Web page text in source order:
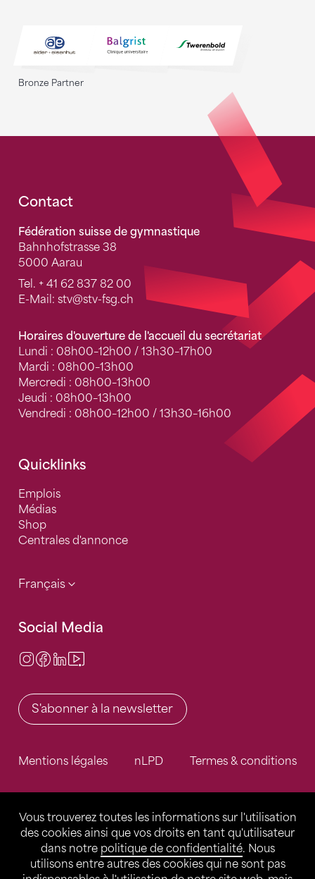
Vous trouverez toutes les informations sur l'utilisation
des cookies ainsi que vos droits en tant qu'utilisateur
dans notre politique de confidentialité. Nous
utilisons entre autres des cookies qui ne sont pas
Bronze Partner
Fusszeile
Contact
Fédération suisse de gymnastique
Bahnhofstrasse 38
5000 Aarau
Tel. + 41 62 837 82 00
E-Mail: stv@stv-fsg.ch
Horaires d'ouverture de l'accueil du secrétariat
Lundi : 08h00–12h00 / 13h30–17h00
Mardi : 08h00–13h00
Mercredi : 08h00–13h00
Jeudi : 08h00–13h00
Vendredi : 08h00–12h00 / 13h30–16h00
Quicklinks
Emplois
Médias
Shop
Centrales d'annonce
Français
Social Media
Instagram
Facebook
LinkedIn
S'abonner à la newsletter
Mentions légales nLPD Termes & conditions